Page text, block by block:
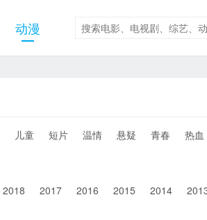
动漫
儿童 短片 温情 悬疑 青春 热血
2018 2017 2016 2015 2014